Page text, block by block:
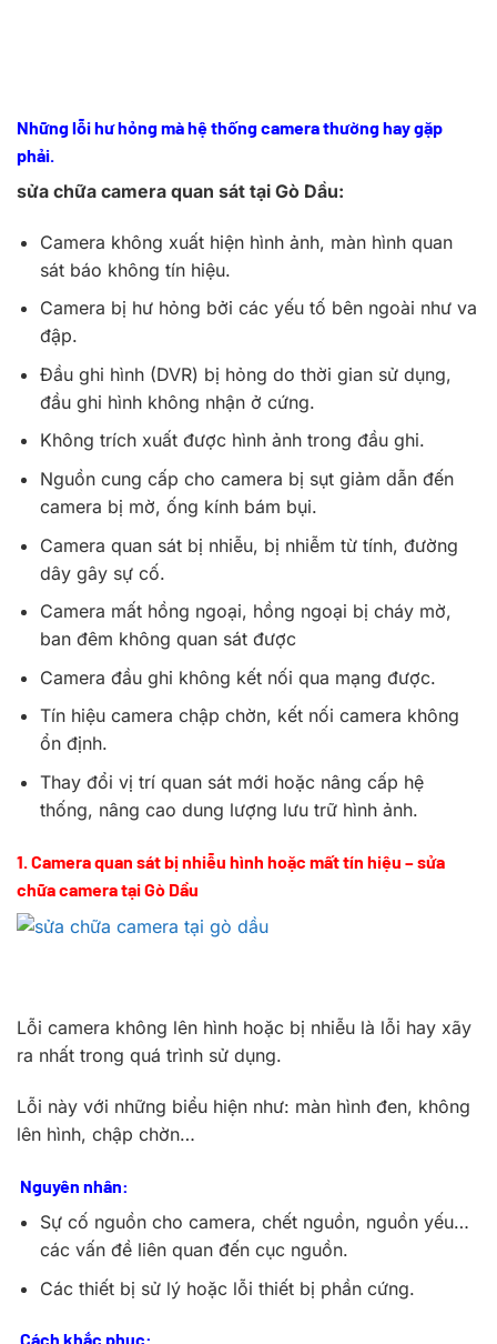
Những lỗi hư hỏng mà hệ thống camera thường hay gặp
phải.
sửa chữa camera quan sát tại Gò Dầu:
Camera không xuất hiện hình ảnh, màn hình quan
sát báo không tín hiệu.
Camera bị hư hỏng bởi các yếu tố bên ngoài như va
đập.
Đầu ghi hình (DVR) bị hỏng do thời gian sử dụng,
đầu ghi hình không nhận ở cứng.
Không trích xuất được hình ảnh trong đầu ghi.
Nguồn cung cấp cho camera bị sụt giảm dẫn đến
camera bị mờ, ống kính bám bụi.
Camera quan sát bị nhiễu, bị nhiễm từ tính, đường
dây gây sự cố.
Camera mất hồng ngoại, hồng ngoại bị cháy mờ,
ban đêm không quan sát được
Camera đầu ghi không kết nối qua mạng được.
Tín hiệu camera chập chờn, kết nối camera không
ổn định.
Thay đổi vị trí quan sát mới hoặc nâng cấp hệ
thống, nâng cao dung lượng lưu trữ hình ảnh.
1. Camera quan sát bị nhiễu hình hoặc mất tín hiệu – sửa
chữa camera tại Gò Dầu
Lỗi camera không lên hình hoặc bị nhiễu là lỗi hay xãy
ra nhất trong quá trình sử dụng.
Lỗi này với những biểu hiện như: màn hình đen, không
lên hình, chập chờn…
Nguyên nhân:
Sự cố nguồn cho camera, chết nguồn, nguồn yếu…
các vấn đề liên quan đến cục nguồn.
Các thiết bị sử lý hoặc lỗi thiết bị phần cứng.
Cách khắc phục: